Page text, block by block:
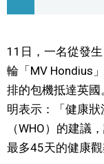
視覺日本
臺灣香港
更多
11日，一名從發
輪「MV Hondius
排的包機抵達英
明表示：「健康
（WHO）的建議
最多45天的健康觀